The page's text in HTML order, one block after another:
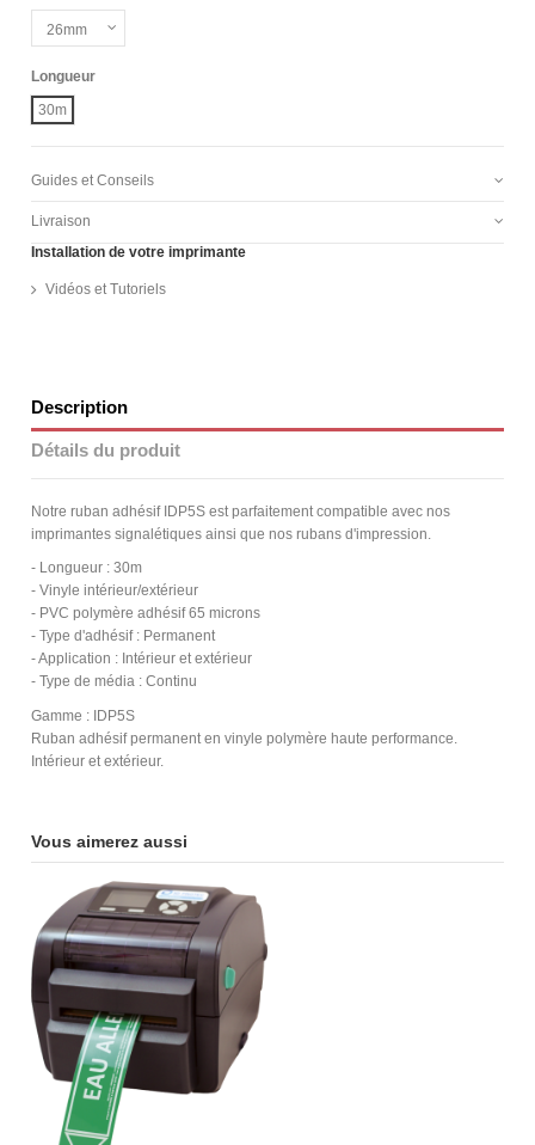
Longueur
30m
Guides et Conseils
Livraison
Installation de votre imprimante
Vidéos et Tutoriels
Description
Détails du produit
Notre ruban adhésif IDP5S est parfaitement compatible avec nos
imprimantes signalétiques ainsi que nos rubans d'impression.
- Longueur : 30m
- Vinyle intérieur/extérieur
- PVC polymère adhésif 65 microns
- Type d'adhésif : Permanent
- Application : Intérieur et extérieur
- Type de média : Continu
Gamme : IDP5S
Ruban adhésif permanent en vinyle polymère haute performance.
Intérieur et extérieur.
Vous aimerez aussi